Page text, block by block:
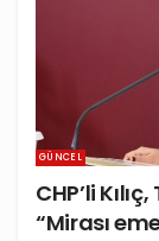
GÜNCEL
CHP’li
“Mirası